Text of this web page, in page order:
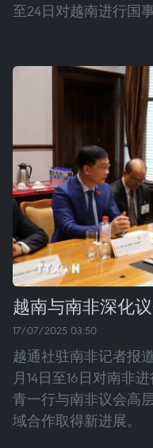
至24日对越南进行国事
越南与南非深化
17/07/2025 03:50
越通社驻南非记者报
月14日至16日对南非
青一行与南非议会高
域合作取得新进展。